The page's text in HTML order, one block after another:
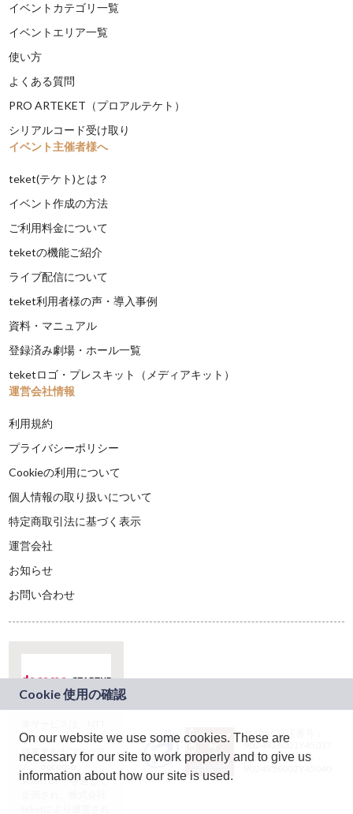
イベントカテゴリ一覧
イベントエリア一覧
使い方
よくある質問
PRO ARTEKET（プロアルテケト）
シリアルコード受け取り
イベント主催者様へ
teket(テケト)とは？
イベント作成の方法
ご利用料金について
teketの機能ご紹介
ライブ配信について
teket利用者様の声・導入事例
資料・マニュアル
登録済み劇場・ホール一覧
teketロゴ・プレスキット（メディアキット）
運営会社情報
利用規約
プライバシーポリシー
Cookieの利用について
個人情報の取り扱いについて
特定商取引法に基づく表示
運営会社
お知らせ
お問い合わせ
ドコモグループの新
規事業創出プログラ
ム「docomo
STARTUP」を通じて
JASRAC許諾番号：
9024936001Y45037
JASRAC許諾番号：
On our website we use some cookies. These are
necessary for our site to work properly and to give us
information about how our site is used.